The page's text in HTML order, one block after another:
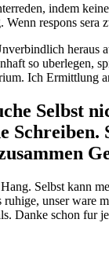
indem
respons sera
heraus
so uberlegen,
Ich Ermittlung
Selbst
Selbst kann
unser ware
Danke schon fur